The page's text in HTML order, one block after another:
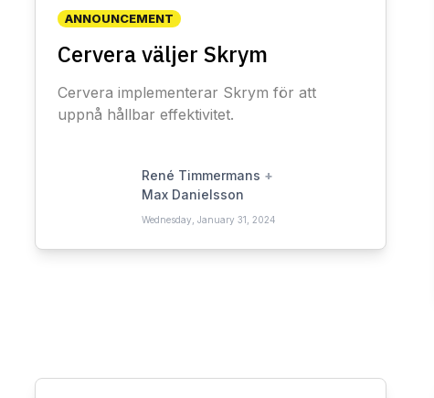
ANNOUNCEMENT
Cervera väljer Skrym
Cervera implementerar Skrym för att
uppnå hållbar effektivitet.
René Timmermans +
Max Danielsson
Wednesday, January 31, 2024